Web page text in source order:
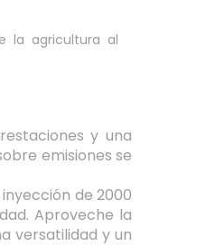
la agricultura al
y una
emisiones se
de 2000
Aproveche la
versatilidad y un